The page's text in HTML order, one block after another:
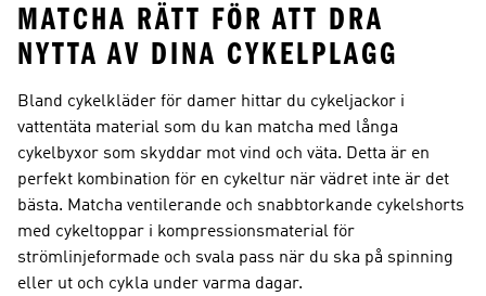
MATCHA RÄTT FÖR ATT DRA
NYTTA AV DINA CYKELPLAGG
Bland cykelkläder för damer hittar du cykeljackor i
vattentäta material som du kan matcha med långa
cykelbyxor som skyddar mot vind och väta. Detta är en
perfekt kombination för en cykeltur när vädret inte är det
bästa. Matcha ventilerande och snabbtorkande cykelshorts
med cykeltoppar i kompressionsmaterial för
strömlinjeformade och svala pass när du ska på spinning
eller ut och cykla under varma dagar.